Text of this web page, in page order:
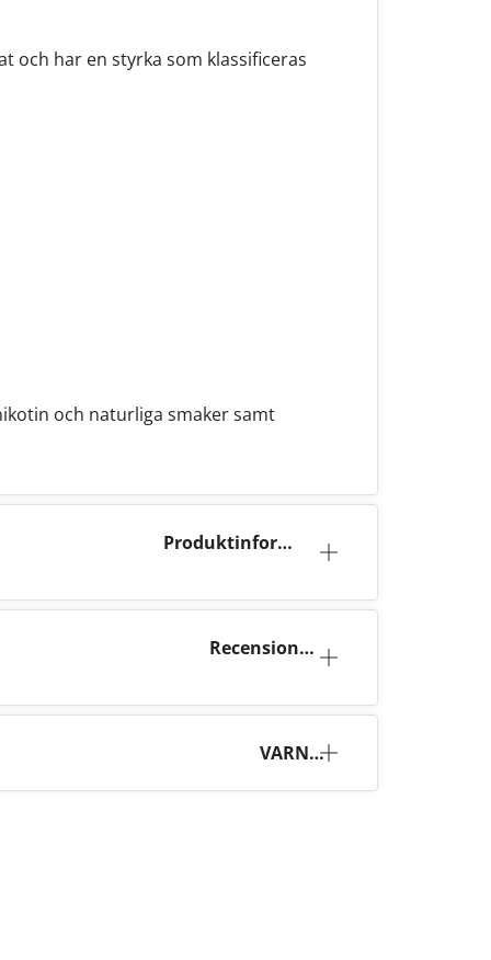
och har en styrka som klassificeras
och naturliga smaker samt
Produktinforma
Recensione
VARNI